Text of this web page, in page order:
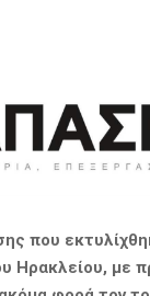
που
Ηρακλείου, με